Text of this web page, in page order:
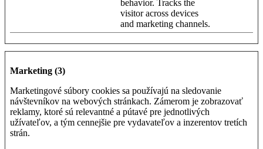
behavior. Tracks the
visitor across devices
and marketing channels.
Marketing (3)
Marketingové súbory cookies sa používajú na sledovanie
návštevníkov na webových stránkach. Zámerom je zobrazovať
reklamy, ktoré sú relevantné a pútavé pre jednotlivých
užívateľov, a tým cennejšie pre vydavateľov a inzerentov tretích
strán.